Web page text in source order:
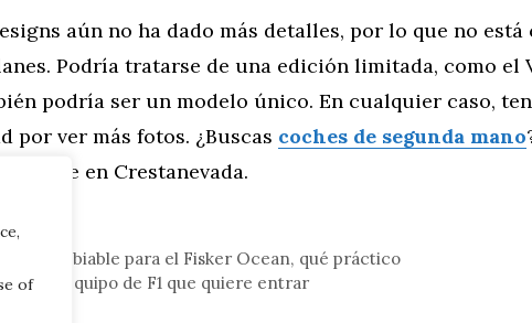
of
aún no ha dado más detalles, por lo que no
Podría tratarse de una edición limitada, como el
podría ser un modelo único. En cualquier caso,
por ver más fotos. ¿Buscas coches de segunda mano
coche en Crestanevada.
,Motor
para el Fisker Ocean, qué práctico
nuevo equipo de F1 que quiere entrar